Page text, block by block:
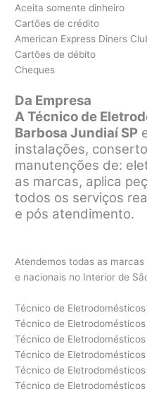
Aceita somente dinheiro
Cartões de crédito
American Express Diners
Cartões de débito
Cheques
Da Empresa
A Técnico de
Barbosa Jundiaí SP
instalações,
manutenções de:
as marcas, aplica
todos os serviços
e pós atendimento.
Atendemos todas as
e nacionais no Interior de
Técnico de Eletrodomésticos
Técnico de Eletrodomésticos
Técnico de
Técnico de
Técnico de
Técnico de